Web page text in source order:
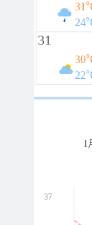
31
1
37